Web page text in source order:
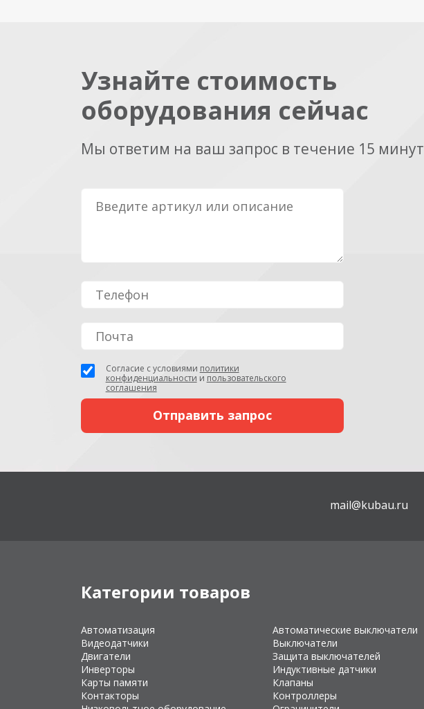
Узнайте стоимость
оборудования сейчас
Мы ответим на ваш запрос в течение 15 минут
Согласие с условиями политики
конфиденциальности и пользовательского
соглашения
mail@kubau.ru
Категории товаров
Автоматизация Автоматические выключатели
Видеодатчики
Выключатели
Двигатели
Защита выключателей
Инверторы
Индуктивные датчики
Карты памяти
Клапаны
Контакторы
Контроллеры